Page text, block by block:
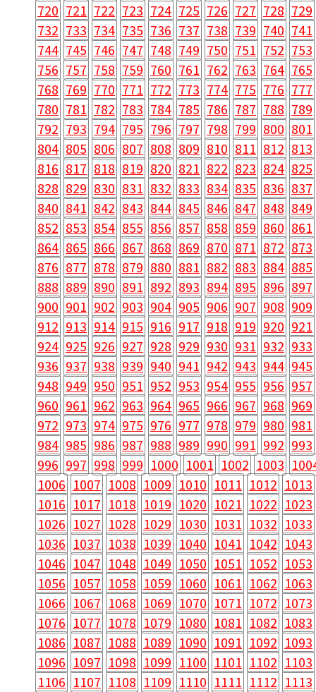
720 721 722 723 724 725 726 727 728 729
732 733 734 735 736 737 738 739 740 741
744 745 746 747 748 749 750 751 752 753
756 757 758 759 760 761 762 763 764 765
768 769 770 771 772 773 774 775 776 777
780 781 782 783 784 785 786 787 788 789
792 793 794 795 796 797 798 799 800 801
804 805 806 807 808 809 810 811 812 813
816 817 818 819 820 821 822 823 824 825
828 829 830 831 832 833 834 835 836 837
840 841 842 843 844 845 846 847 848 849
852 853 854 855 856 857 858 859 860 861
864 865 866 867 868 869 870 871 872 873
876 877 878 879 880 881 882 883 884 885
888 889 890 891 892 893 894 895 896 897
900 901 902 903 904 905 906 907 908 909
912 913 914 915 916 917 918 919 920 921
924 925 926 927 928 929 930 931 932 933
936 937 938 939 940 941 942 943 944 945
948 949 950 951 952 953 954 955 956 957
960 961 962 963 964 965 966 967 968 969
972 973 974 975 976 977 978 979 980 981
984 985 986 987 988 989 990 991 992 993
996 997 998 999 1000 1001 1002 1003
1006 1007 1008 1009 1010 1011 1012 1013
1016 1017 1018 1019 1020 1021 1022 1023
1026 1027 1028 1029 1030 1031 1032 1033
1036 1037 1038 1039 1040 1041 1042 1043
1046 1047 1048 1049 1050 1051 1052 1053
1056 1057 1058 1059 1060 1061 1062 1063
1066 1067 1068 1069 1070 1071 1072 1073
1076 1077 1078 1079 1080 1081 1082 1083
1086 1087 1088 1089 1090 1091 1092 1093
1096 1097 1098 1099 1100 1101 1102 1103
1106 1107 1108 1109 1110 1111 1112 1113